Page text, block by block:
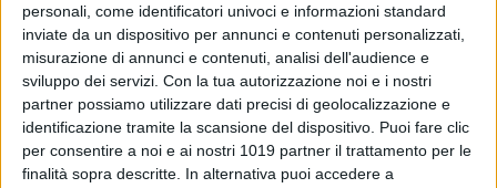
personali, come identificatori univoci e informazioni standard
inviate da un dispositivo per annunci e contenuti personalizzati,
misurazione di annunci e contenuti, analisi dell'audience e
sviluppo dei servizi. Con la tua autorizzazione noi e i nostri
partner possiamo utilizzare dati precisi di geolocalizzazione e
identificazione tramite la scansione del dispositivo. Puoi fare clic
per consentire a noi e ai nostri 1019 partner il trattamento per le
finalità sopra descritte. In alternativa puoi accedere a
di azione, divertente, inaspettato,
un pò folle ed emozionante”– ha
dichiarato
Bolt.
FONTE DEADLINE